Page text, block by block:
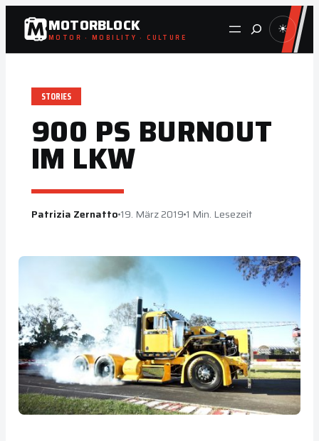
Zum
Inhalt
springen
MOTORBLOCK
MOTOR · MOBILITY · CULTURE Suche ☀
STORIES
900 PS BURNOUT
IM LKW
Patrizia Zernatto 19. März 2019 1 Min. Lesezeit